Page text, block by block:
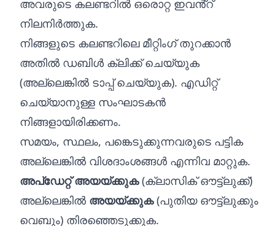
അവരുടെ കലണ്ടറിൽ ഒരൊറ്റ ഇവൻ്റ്
നിലനിർത്തുക.
നിങ്ങളുടെ കലണ്ടറിലെ മീറ്റിംഗ് തുറക്കാൻ
അതിൽ ഡബിൾ ക്ലിക്ക് ചെയ്യുക
(അല്ലെങ്കിൽ ടാപ്പ് ചെയ്യുക). എഡിറ്റ്
ചെയ്യാനുള്ള സംഘാടകൻ
നിങ്ങളായിരിക്കണം.
സമയം, സ്ഥലം, പങ്കെടുക്കുന്നവരുടെ പട്ടിക
അല്ലെങ്കിൽ വിശദാംശങ്ങൾ എന്നിവ മാറ്റുക.
അപ്‌ഡേറ്റ് അയയ്‌ക്കുക(ക്ലാസിക് ഔട്ട്‌ലുക്ക്)
അല്ലെങ്കിൽ അയയ്‌ക്കുക(പുതിയ ഔട്ട്‌ലുക്കും
വെബും) തിരഞ്ഞെടുക്കുക.